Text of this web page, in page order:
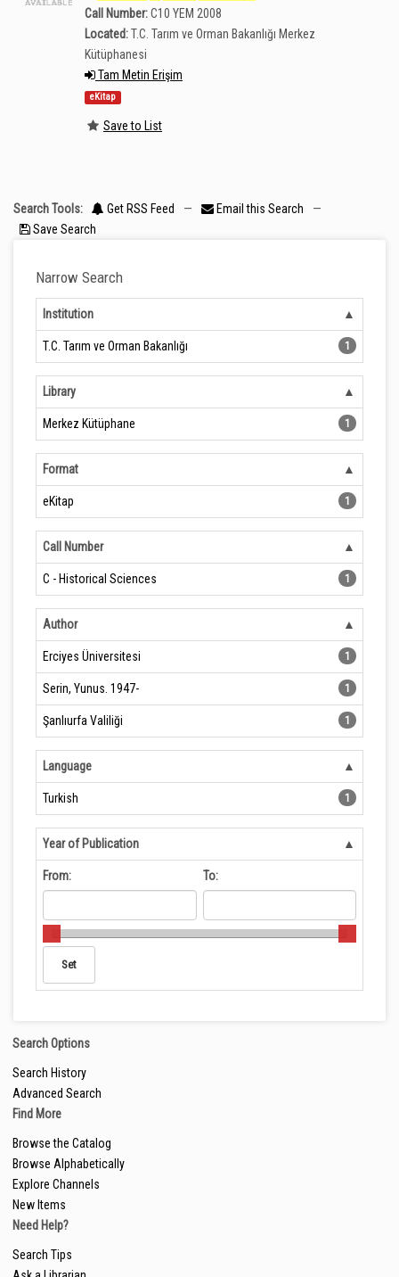
Call Number:C10 YEM 2008
Located:T.C. Tarım ve Orman Bakanlığı Merkez
Kütüphanesi
Tam Metin Erişim
eKitap
Save to List
Search Tools: Get RSS Feed — Email this Search
—
Save Search
Narrow Search
Institution
T.C. Tarım ve Orman Bakanlığı 1
Library
Merkez Kütüphane 1
Format
eKitap 1
Call Number
C - Historical Sciences 1
Author
Erciyes Üniversitesi 1
Serin, Yunus. 1947- 1
Şanlıurfa Valiliği 1
Language
Turkish 1
Year of Publication
From: To:
Search Options
Search History
Advanced Search
Find More
Browse the Catalog
Browse Alphabetically
Explore Channels
New Items
Need Help?
Search Tips